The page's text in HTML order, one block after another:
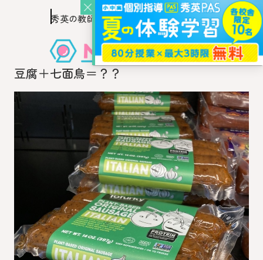
このページの本文へ移動
秀英の教師を知り、
秀英の教師から教わるウェブ・メディア
豆腐＋七面鳥＝？？